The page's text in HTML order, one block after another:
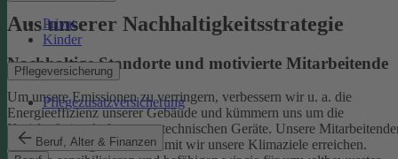
Privat
Kinder
Pflegeversicherung
Pflegezusatzversicherung
Beruf, Alter & Finanzen
Aus unserer Nachhaltigkeitsstrategie
Nachhaltige Standorte und motivierte Mitarbeitende
Um unsere Emissionen zu verringern, verbessern wir u. a. die
Energieeffizienz unserer Gebäude und kümmern uns um die
Kreislaufwirtschaft unserer technischen Geräte. Unsere
sind ein wichtiger Hebel, damit wir unsere Klimaziele erreichen.